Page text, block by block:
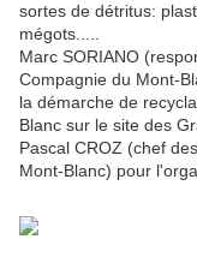
sortes de détritus:
mégots.....
Marc SORIANO
Compagnie du Mont-
la démarche de
Blanc sur le site des
Pascal CROZ (chef
Mont-Blanc) pour